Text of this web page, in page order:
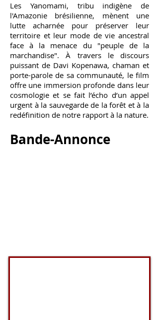
Les Yanomami, tribu indigène de
l'Amazonie brésilienne, mènent une
lutte acharnée pour préserver leur
territoire et leur mode de vie ancestral
face à la menace du "peuple de la
marchandise". À travers le discours
puissant de Davi Kopenawa, chaman et
porte-parole de sa communauté, le film
offre une immersion profonde dans leur
cosmologie et se fait l’écho d’un appel
urgent à la sauvegarde de la forêt et à la
redéfinition de notre rapport à la nature.
Bande-Annonce